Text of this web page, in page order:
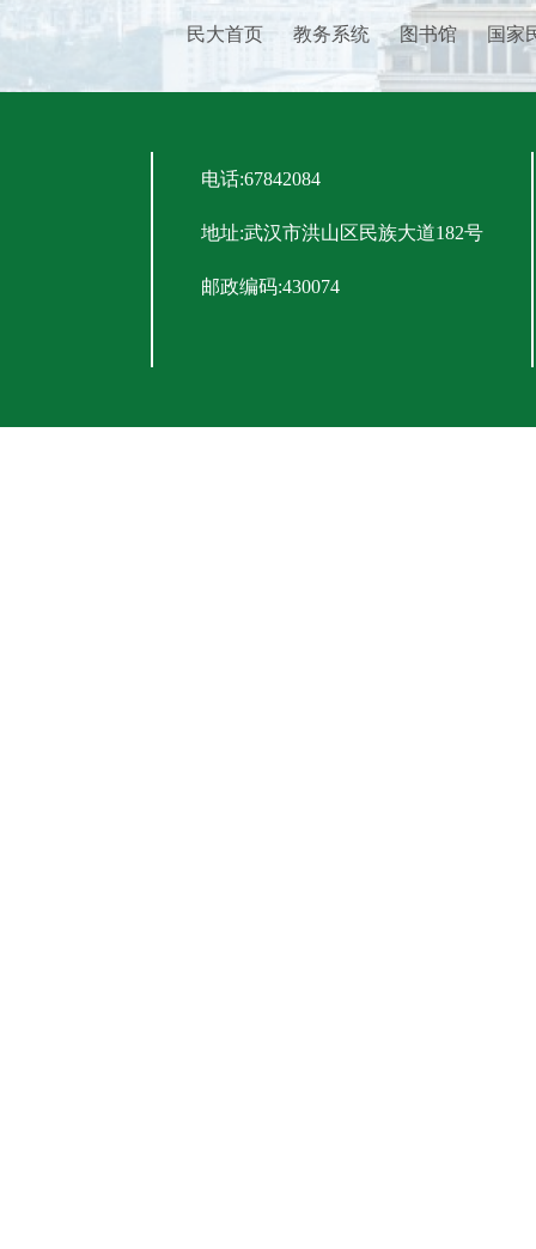
民大首页 教务系统 图书馆 国家
电话:67842084
地址:武汉市洪山区民族大道182号
邮政编码:430074